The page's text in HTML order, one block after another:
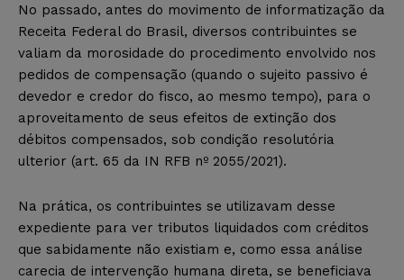
No passado, antes do movimento de informatização da
Receita Federal do Brasil, diversos contribuintes se
valiam da morosidade do procedimento envolvido nos
pedidos de compensação (quando o sujeito passivo é
devedor e credor do fisco, ao mesmo tempo), para o
aproveitamento de seus efeitos de extinção dos
débitos compensados, sob condição resolutória
ulterior (art. 65 da IN RFB nº 2055/2021).
Na prática, os contribuintes se utilizavam desse
expediente para ver tributos liquidados com créditos
que sabidamente não existiam e, como essa análise
carecia de intervenção humana direta, se beneficiava